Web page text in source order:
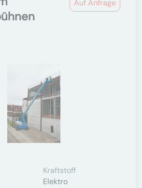
Auf Anfrage
Kraftstoff
Elektro